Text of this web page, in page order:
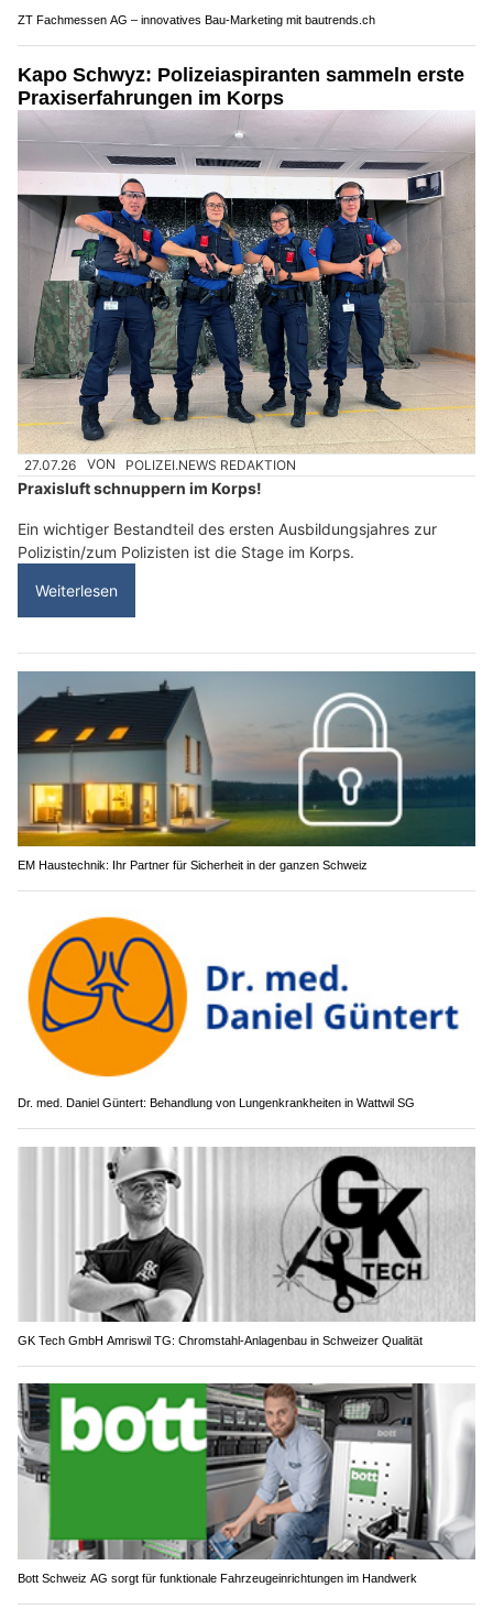
ZT Fachmessen AG – innovatives Bau-Marketing mit bautrends.ch
Kapo Schwyz: Polizeiaspiranten sammeln erste
Praxiserfahrungen im Korps
27.07.26 VON POLIZEI.NEWS REDAKTION
Praxisluft schnuppern im Korps!
Ein wichtiger Bestandteil des ersten Ausbildungsjahres zur
Polizistin/zum Polizisten ist die Stage im Korps.
Weiterlesen
EM Haustechnik: Ihr Partner für Sicherheit in der ganzen Schweiz
Dr. med. Daniel Güntert: Behandlung von Lungenkrankheiten in Wattwil SG
GK Tech GmbH Amriswil TG: Chromstahl-Anlagenbau in Schweizer Qualität
Bott Schweiz AG sorgt für funktionale Fahrzeugeinrichtungen im Handwerk